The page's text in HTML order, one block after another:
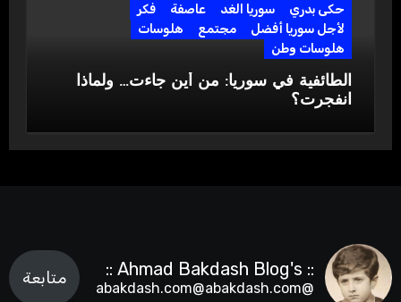
حكى بدري سوريا الغد عاصفة
فكر
لأجل سوريا أفضل
مجتمع
هلوسات
هلوسات وطن
الطائفية في سوريا: من أين جاءت… ولماذا
انفجرت؟
:: Ahmad Bakdash Blog's ::
@abakdash.com@abakdash.com
متابعة